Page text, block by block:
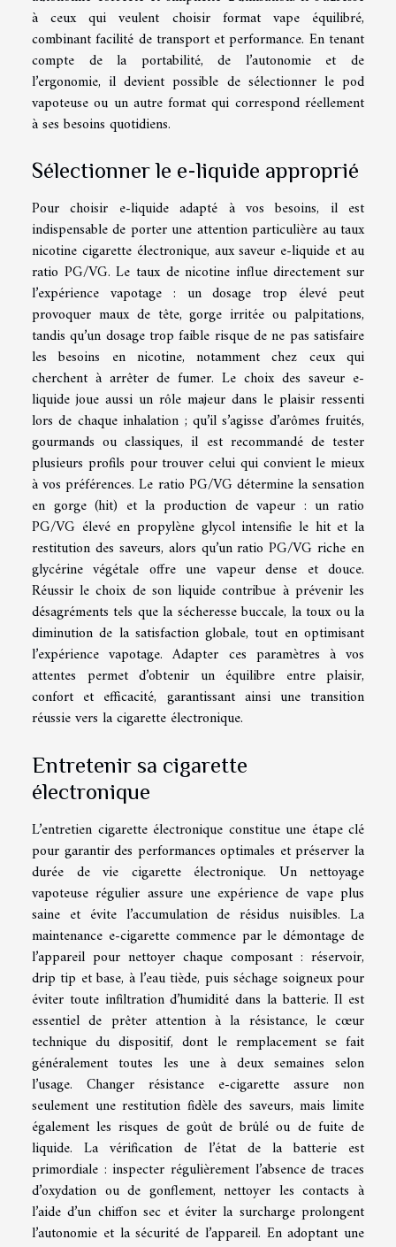
à ceux qui veulent choisir format vape équilibré,
combinant facilité de transport et performance. En tenant
compte de la portabilité, de l’autonomie et de
l’ergonomie, il devient possible de sélectionner le pod
vapoteuse ou un autre format qui correspond réellement
à ses besoins quotidiens.
Sélectionner le e-liquide approprié
Pour choisir e-liquide adapté à vos besoins, il est
indispensable de porter une attention particulière au taux
nicotine cigarette électronique, aux saveur e-liquide et au
ratio PG/VG. Le taux de nicotine influe directement sur
l’expérience vapotage : un dosage trop élevé peut
provoquer maux de tête, gorge irritée ou palpitations,
tandis qu’un dosage trop faible risque de ne pas satisfaire
les besoins en nicotine, notamment chez ceux qui
cherchent à arrêter de fumer. Le choix des saveur e-
liquide joue aussi un rôle majeur dans le plaisir ressenti
lors de chaque inhalation ; qu’il s’agisse d’arômes fruités,
gourmands ou classiques, il est recommandé de tester
plusieurs profils pour trouver celui qui convient le mieux
à vos préférences. Le ratio PG/VG détermine la sensation
en gorge (hit) et la production de vapeur : un ratio
PG/VG élevé en propylène glycol intensifie le hit et la
restitution des saveurs, alors qu’un ratio PG/VG riche en
glycérine végétale offre une vapeur dense et douce.
Réussir le choix de son liquide contribue à prévenir les
désagréments tels que la sécheresse buccale, la toux ou la
diminution de la satisfaction globale, tout en optimisant
l’expérience vapotage. Adapter ces paramètres à vos
attentes permet d’obtenir un équilibre entre plaisir,
confort et efficacité, garantissant ainsi une transition
réussie vers la cigarette électronique.
Entretenir sa cigarette
électronique
L’entretien cigarette électronique constitue une étape clé
pour garantir des performances optimales et préserver la
durée de vie cigarette électronique. Un nettoyage
vapoteuse régulier assure une expérience de vape plus
saine et évite l’accumulation de résidus nuisibles. La
maintenance e-cigarette commence par le démontage de
l’appareil pour nettoyer chaque composant : réservoir,
drip tip et base, à l’eau tiède, puis séchage soigneux pour
éviter toute infiltration d’humidité dans la batterie. Il est
essentiel de prêter attention à la résistance, le cœur
technique du dispositif, dont le remplacement se fait
généralement toutes les une à deux semaines selon
l’usage. Changer résistance e-cigarette assure non
seulement une restitution fidèle des saveurs, mais limite
également les risques de goût de brûlé ou de fuite de
liquide. La vérification de l’état de la batterie est
primordiale : inspecter régulièrement l’absence de traces
d’oxydation ou de gonflement, nettoyer les contacts à
l’aide d’un chiffon sec et éviter la surcharge prolongent
l’autonomie et la sécurité de l’appareil. En adoptant une